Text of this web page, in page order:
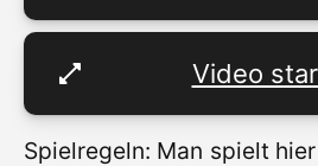
Video
Spielregeln: Man spielt